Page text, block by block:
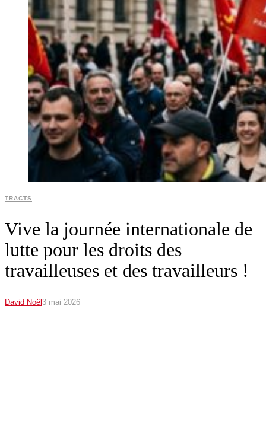
TRACTS
Vive la journée internationale de
lutte pour les droits des
travailleuses et des travailleurs !
David Noël 3 mai 2026